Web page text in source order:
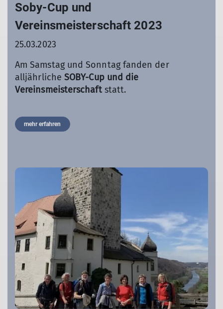
Soby-Cup und
Vereinsmeisterschaft 2023
25.03.2023
Am Samstag und Sonntag fanden der
alljährlicheSOBY-Cup und die
Vereinsmeisterschaftstatt.
mehr erfahren